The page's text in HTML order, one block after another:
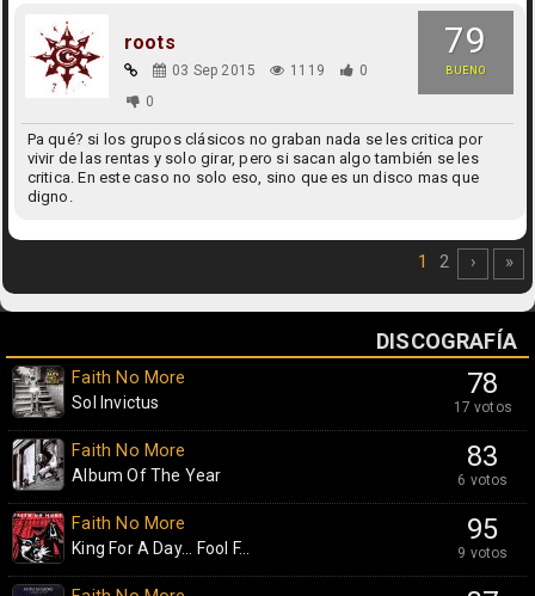
79
BUENO
roots
03 Sep 2015 1119
0
0
Pa qué? si los grupos clásicos no graban nada se les critica por
vivir de las rentas y solo girar, pero si sacan algo también se les
critica. En este caso no solo eso, sino que es un disco mas que
digno.
1 2 › »
DISCOGRAFÍA
78
17 votos
Faith No More
Sol Invictus
83
6 votos
Faith No More
Album Of The Year
95
9 votos
Faith No More
King For A Day... Fool F...